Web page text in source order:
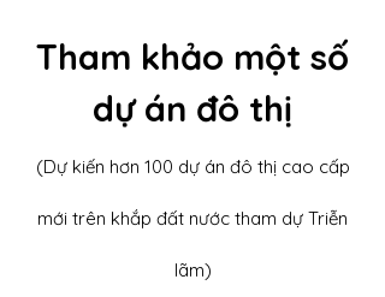
Tham khảo một số
dự án đô thị
(Dự kiến hơn 100 dự án đô thị cao cấp
mới trên khắp đất nước tham dự Triễn
lãm)